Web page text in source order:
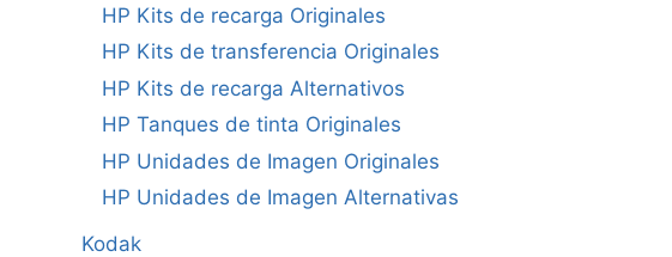
HP Kits de recarga Originales
HP Kits de transferencia Originales
HP Kits de recarga Alternativos
HP Tanques de tinta Originales
HP Unidades de Imagen Originales
HP Unidades de Imagen Alternativas
Kodak